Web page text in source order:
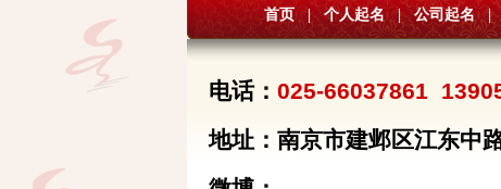
首页 | 个人起名 | 公司起名 |
电话： 025-66037861
地址：南京市建邺区江东中